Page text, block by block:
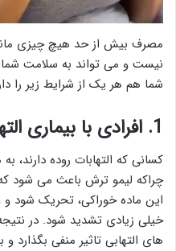
مصرف بیش از حد هیچ چیزی
نیست و می تواند به سلامت
شما هم هر یک از شرایط زیر را
1. افرادی با بیماری التهاب روده
کسانی که التهابات روده دارند،
چراکه لیمو ترش باعث می شود
این ماده خوراکی، تحریک شود و
خیلی زیادی تشدید شود. در
های التهابی تاثیر منفی